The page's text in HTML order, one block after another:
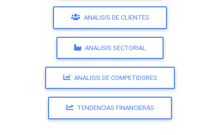
ANALISIS DE CLIENTES
ANALISIS SECTORIAL
ANALISIS DE COMPETIDORES
TENDENCIAS FINANCIERAS